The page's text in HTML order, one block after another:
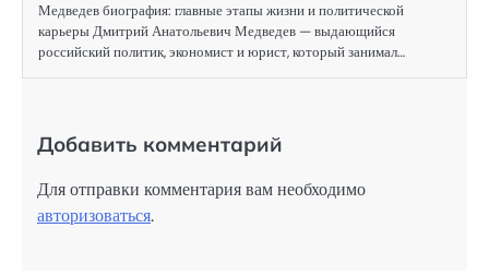
Медведев биография: главные этапы жизни и политической
карьеры Дмитрий Анатольевич Медведев — выдающийся
российский политик, экономист и юрист, который занимал…
Добавить комментарий
Для отправки комментария вам необходимо
авторизоваться.